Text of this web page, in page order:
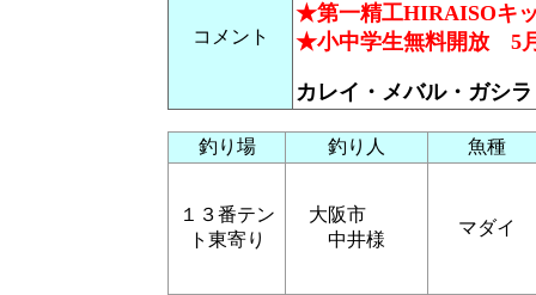
コメント
★第一精工HIRAISOキ
★小中学生無料開放 5
カレイ・メバル・ガシ
釣り場 釣り人 魚種
１３番テン
ト東寄り
大阪市
中井様
マダイ